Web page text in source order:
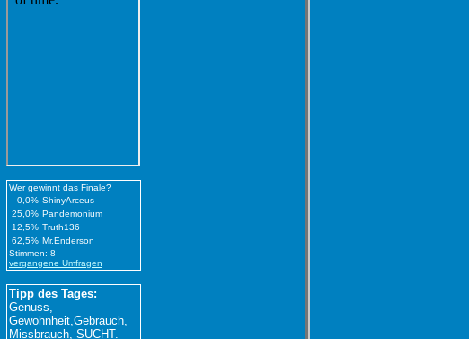
Wer gewinnt das Finale?
0,0% ShinyArceus
25,0% Pandemonium
12,5% Truth136
62,5% Mr.Enderson
Stimmen: 8
vergangene Umfragen
Tipp des Tages:
Genuss,
Gewohnheit,Gebrauch,
Missbrauch, SUCHT.